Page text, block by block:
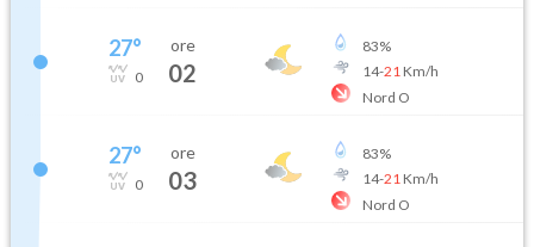
27°
0
ore
02
83%
14-21Km/h
Nord O
27°
0
ore
03
83%
14-21Km/h
Nord O